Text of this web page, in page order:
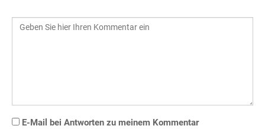
E-Mail bei Antworten zu meinem Kommentar